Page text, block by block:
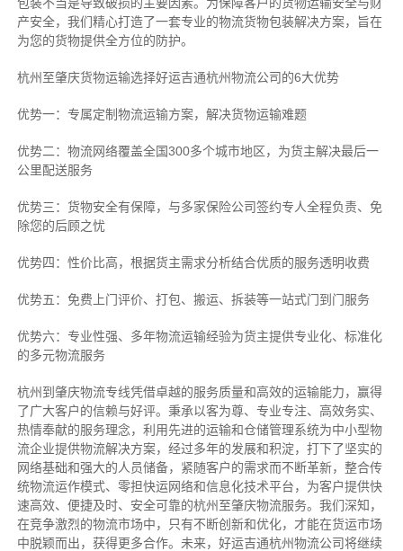
产安全，我们精心打造了一套专业的物流货物包装解决方案，旨在
为您的货物提供全方位的防护。
杭州至肇庆货物运输选择好运吉通杭州物流公司的6大优势
优势一：专属定制物流运输方案，解决货物运输难题
优势二：物流网络覆盖全国300多个城市地区，为货主解决最后一
公里配送服务
优势三：货物安全有保障，与多家保险公司签约专人全程负责、免
除您的后顾之忧
优势四：性价比高，根据货主需求分析结合优质的服务透明收费
优势五：免费上门评价、打包、搬运、拆装等一站式门到门服务
优势六：专业性强、多年物流运输经验为货主提供专业化、标准化
的多元物流服务
杭州到肇庆物流专线凭借卓越的服务质量和高效的运输能力，赢得
了广大客户的信赖与好评。 秉承以客为尊、专业专注、高效务实、
热情奉献的服务理念，利用先进的运输和仓储管理系统为中小型物
流企业提供物流解决方案，经过多年的发展和积淀，打下了坚实的
网络基础和强大的人员储备，紧随客户的需求而不断革新，整合传
统物流运作模式、零担快运网络和信息化技术平台，为客户提供快
速高效、便捷及时、安全可靠的杭州至肇庆物流服务。 我们深知，
在竞争激烈的物流市场中，只有不断创新和优化，才能在货运市场
中脱颖而出，获得更多合作。 未来，好运吉通杭州物流公司将继续